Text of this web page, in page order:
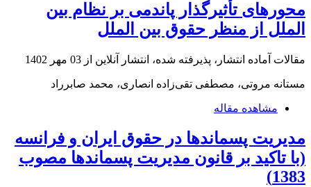
محورهای تأثیرگذار پاندمی بر نظام بین
الملل از منظر حقوق بین الملل
مقالات آماده انتشار، پذیرفته شده، انتشار آنلاین از 03 مهر 1402
مستانه مروتی، مصطفی تقی‌زاده انصاری، محمد صابرراد
مشاهده مقاله
مدیریت پسماندها در حقوق ایران و فرانسه
(با تاکید بر قانون مدیریت پسماندها مصوب
1383)